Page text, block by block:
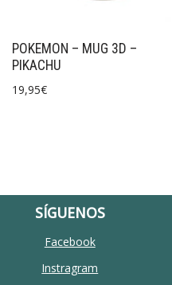
POKEMON – MUG 3D –
PIKACHU
19,95€
SÍGUENOS
Facebook
Instragram